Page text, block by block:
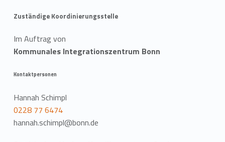
Zuständige Koordinierungsstelle
Im Auftrag von
Kommunales Integrationszentrum Bonn
Kontaktpersonen
Hannah Schimpl
0228 77 6474
hannah.schimpl@bonn.de